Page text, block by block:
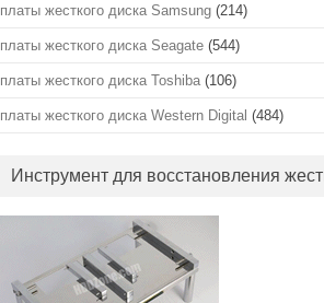
платы жесткого диска Samsung (214)
платы жесткого диска Seagate (544)
платы жесткого диска Toshiba (106)
платы жесткого диска Western Digital (484)
Инструмент для восстановления